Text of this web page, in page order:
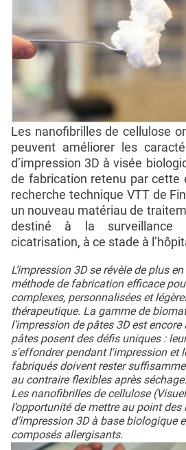
Les nanofibrilles de cellulose
peuvent améliorer les
d’impression 3D à visée
de fabrication retenu par cette
recherche technique VTT de
un nouveau matériau de
destiné à la surveillance
cicatrisation, à ce stade à
L’impression 3D se révèle de plus
méthode de fabrication efficace
complexes, personnalisées et
thérapeutique. La gamme de
l'impression de pâtes 3D est encore
pâtes posent des défis uniques :
s'effondrer pendant l'impression et
fabriqués doivent rester
au contraire flexibles après séchage.
Les nanofibrilles de cellulose
l’opportunité de mettre au point des
d’impression 3D à base biologique
composés allergisants.